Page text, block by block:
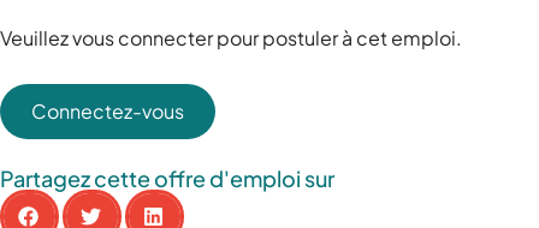
Veuillez vous connecter pour postuler à cet emploi.
Connectez-vous
Partagez cette offre d'emploi sur